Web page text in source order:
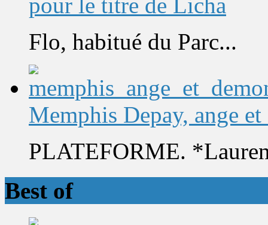
Flo, habitué du Parc...
Memphis Depay, ange et
PLATEFORME.
Best of